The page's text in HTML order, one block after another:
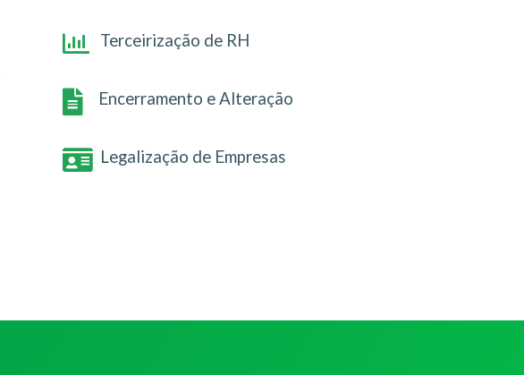
Terceirização de RH
Encerramento e Alteração
Legalização de Empresas